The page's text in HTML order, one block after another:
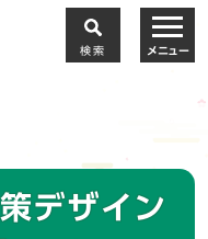
検索 メニュー
デザイン